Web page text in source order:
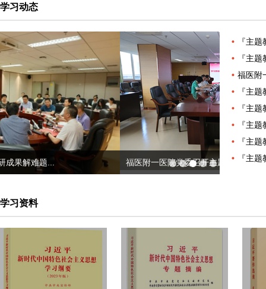
学习动态
福医附一医院党委召开主题教育专题民... 『主题教
『主
『主
福医附
『主
『主
『主
『主
『主
学习资料